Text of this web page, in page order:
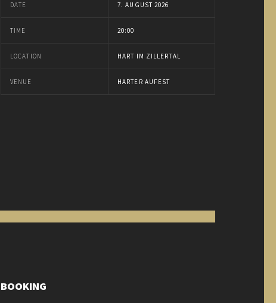
DATE 7. AUGUST 2026
TIME 20:00
LOCATION HART IM ZILLERTAL
VENUE HARTER AUFEST
BOOKING